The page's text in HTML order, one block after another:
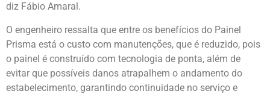
diz Fábio Amaral.
O engenheiro ressalta que entre os benefícios do Painel
Prisma está o custo com manutenções, que é reduzido, pois
o painel é construído com tecnologia de ponta, além de
evitar que possíveis danos atrapalhem o andamento do
estabelecimento, garantindo continuidade no serviço e